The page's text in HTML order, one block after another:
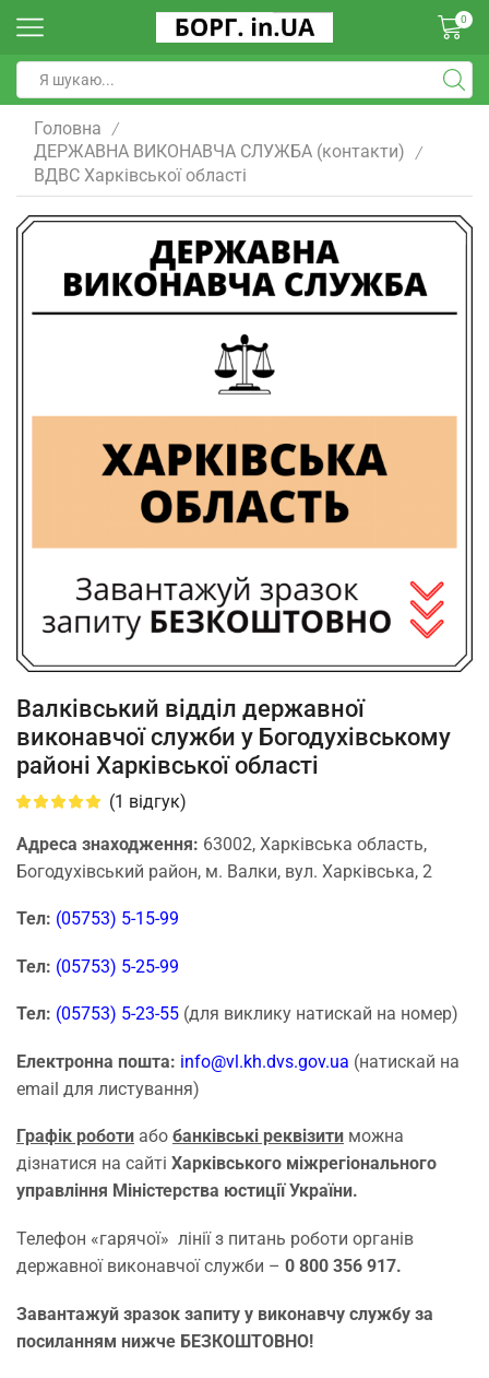
0
Головна /
ДЕРЖАВНА ВИКОНАВЧА СЛУЖБА (контакти) /
ВДВС Харківської області
Валківський відділ державної
виконавчої служби у Богодухівському
районі Харківської області
(1 відгук)
Адреса знаходження: 63002, Харківська область,
Богодухівський район, м. Валки, вул. Харківська, 2
Тел: (05753) 5-15-99
Тел: (05753) 5-25-99
Тел: (05753) 5-23-55 (для виклику натискай на номер)
Електронна пошта: info@vl.kh.dvs.gov.ua (натискай на
email для листування)
Графік роботи або банківські реквізити можна
дізнатися на сайті Харківського міжрегіонального
управління Міністерства юстиції України.
Телефон «гарячої» лінії з питань роботи органів
державної виконавчої служби – 0 800 356 917.
Завантажуй зразок запиту у виконавчу службу за
посиланням нижче БЕЗКОШТОВНО!